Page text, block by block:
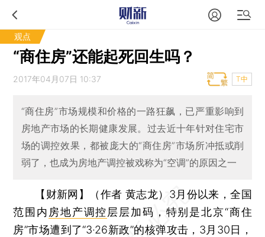
观点
“商住房”还能起死回生吗？
2017年04月07日 10:37 T中
“商住房”市场规模和价格的一路狂飙，已严重影响到
房地产市场的长期健康发展。过去近十年针对住宅市
场的调控效果，都被庞大的“商住房”市场所冲抵或削
弱了，也成为房地产调控被戏称为“空调”的原因之一
【财新网】（作者 黄志龙） 3月份以来，全国
范围内 房地产调控 层层加码，特别是北京“商住
房”市场遭到了“3·26新政”的核弹攻击，3月30日，